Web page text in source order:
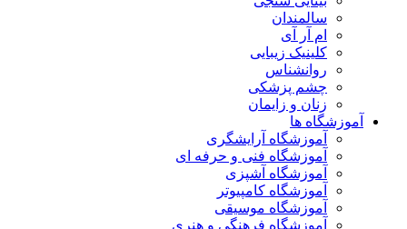
سالمندان
ام آر آی
کلینیک زیبایی
روانشناس
چشم پزشکی
زنان و زایمان
آموزشگاه ها
آموزشگاه آرایشگری
آموزشگاه فنی و حرفه ای
آموزشگاه آشپزی
آموزشگاه کامپیوتر
آموزشگاه موسیقی
آموزشگاه فرهنگی و هنری